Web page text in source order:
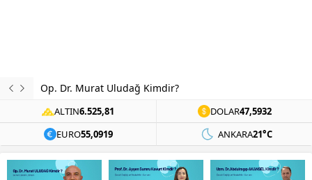
Op. Dr. Murat Uludağ Kimdir?
ALTIN6.525,81 DOLAR47,5932
EURO55,0919 ANKARA21°C